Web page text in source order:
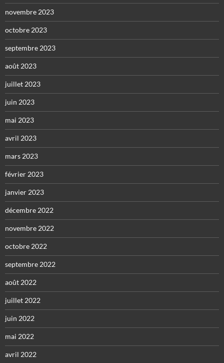
novembre 2023
octobre 2023
septembre 2023
août 2023
juillet 2023
juin 2023
mai 2023
avril 2023
mars 2023
février 2023
janvier 2023
décembre 2022
novembre 2022
octobre 2022
septembre 2022
août 2022
juillet 2022
juin 2022
mai 2022
avril 2022